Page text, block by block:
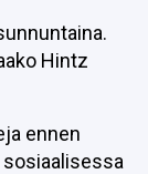
Hintz
ennen